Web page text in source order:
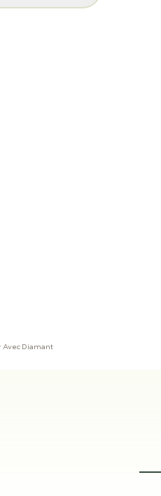
Avec Diamant